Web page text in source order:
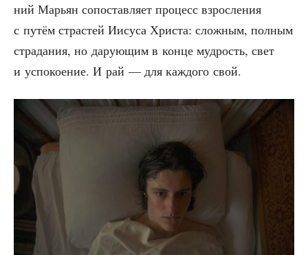
ний Марьян сопо­став­ля­ет про­цесс взрос­ле­ния
с путём стра­стей Иису­са Хри­ста: слож­ным, пол­ным
стра­да­ния, но дару­ю­щим в кон­це муд­рость, свет
и успо­ко­е­ние. И рай — для каж­до­го свой.